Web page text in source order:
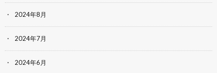
2024年8月
2024年7月
2024年6月